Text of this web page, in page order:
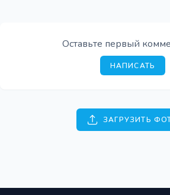
Оставьте первый
НАПИСАТЬ
ЗАГРУЗИТЬ